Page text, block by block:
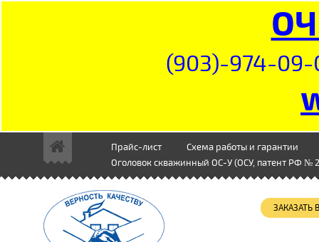
(903)-974-09-
Прайс-лист
Схема работы и гарантии
Оголовок скважинный ОС-У (ОСУ, патент РФ №